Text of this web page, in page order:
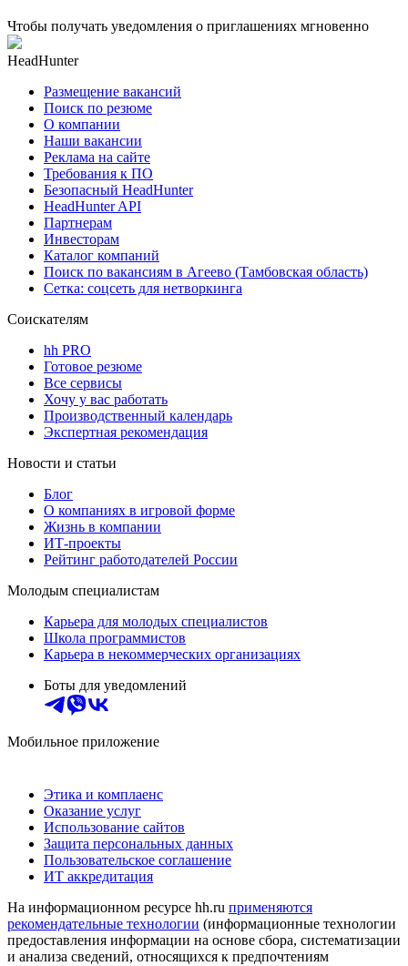
Чтобы получать уведомления о приглашениях мгновенно
HeadHunter
Размещение вакансий
Поиск по резюме
О компании
Наши вакансии
Реклама на сайте
Требования к ПО
Безопасный HeadHunter
HeadHunter API
Партнерам
Инвесторам
Каталог компаний
Поиск по вакансиям в Агеево (Тамбовская область)
Сетка: соцсеть для нетворкинга
Соискателям
hh PRO
Готовое резюме
Все сервисы
Хочу у вас работать
Производственный календарь
Экспертная рекомендация
Новости и статьи
Блог
О компаниях в игровой форме
Жизнь в компании
ИТ-проекты
Рейтинг работодателей России
Молодым специалистам
Карьера для молодых специалистов
Школа программистов
Карьера в некоммерческих организациях
Боты для уведомлений
Мобильное приложение
Этика и комплаенс
Оказание услуг
Использование сайтов
Защита персональных данных
Пользовательское соглашение
ИТ аккредитация
На информационном ресурсе hh.ru применяются
рекомендательные технологии (информационные технологии
предоставления информации на основе сбора, систематизации
и анализа сведений, относящихся к предпочтениям